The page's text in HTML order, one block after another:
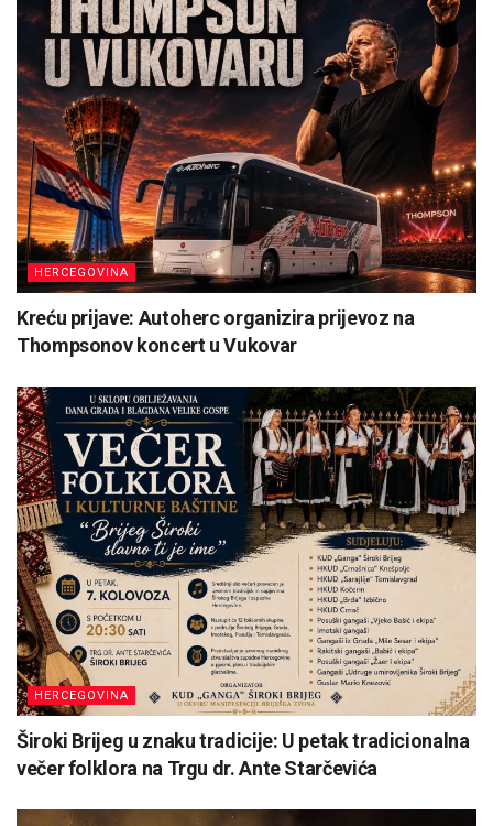
HERCEGOVINA
Kreću prijave: Autoherc organizira prijevoz na
Thompsonov koncert u Vukovar
HERCEGOVINA
Široki Brijeg u znaku tradicije: U petak tradicionalna
večer folklora na Trgu dr. Ante Starčevića